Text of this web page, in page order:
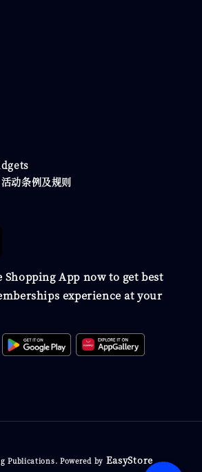
动条例及规则
App now to get best
experience at your
Publications. Powered by EasyStore